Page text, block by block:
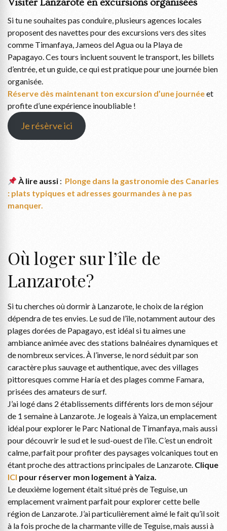
Visiter Lanzarote en excursions organisées
Si tu ne souhaites pas conduire, plusieurs agences locales
proposent des navettes pour des excursions vers des sites
comme Timanfaya, Jameos del Agua ou la Playa de
Papagayo. Ces tours incluent souvent le transport, les billets
d’entrée, et un guide, ce qui est pratique pour une journée bien
organisée.
Réserve dès maintenant ton excursion d’une journéeet
profite d’une expérience inoubliable !
Je résèrve ici
À lire aussi : Plonge dans la gastronomie des Canaries
: plats typiques et adresses gourmandes à ne pas
manquer.
Où loger sur l’île de
Lanzarote?
Si tu cherches où dormir à Lanzarote, le choix de la région
dépendra de tes envies. Le sud de l’île, notamment autour des
plages dorées de Papagayo, est idéal si tu aimes une
ambiance animée avec des stations balnéaires dynamiques et
de nombreux services. À l’inverse, le nord séduit par son
caractère plus sauvage et authentique, avec des villages
pittoresques comme Haría et des plages comme Famara,
prisées des amateurs de surf.
J’ai logé dans 2 établissements différents lors de mon séjour
de 1 semaine à Lanzarote. Je logeais à Yaiza, un emplacement
idéal pour explorer le Parc National de Timanfaya, mais aussi
pour découvrir le sud et le sud-ouest de l’île. C’est un endroit
calme, parfait pour profiter des paysages volcaniques tout en
étant proche des attractions principales de Lanzarote. Clique
ICI pour réserver mon logement à Yaiza.
Le deuxième logement était situé près de Teguise, un
emplacement vraiment parfait pour explorer cette belle
région de Lanzarote. J’ai particulièrement aimé le fait qu’il soit
à la fois proche de la charmante ville de Teguise, mais aussi à